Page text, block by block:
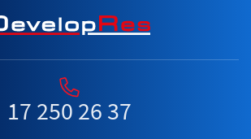
17 250 26 37